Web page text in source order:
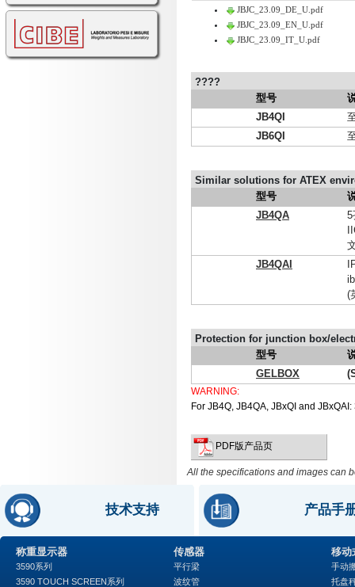
JBJC_23.09_DE_U.pdf
JBJC_23.09_EN_U.pdf
JBJC_23.09_IT_U.pdf
????
型号
JB4QI
JB6QI
Similar solutions for ATEX
型号
JB4QA
5
JB4QAI
(
Protection for junction box/
型号
GELBOX
WARNING:
For JB4Q, JB4QA, JBxQI and
PDF版产品页
All the specifications and images can
技术支持 产品手
称重显示器
3590系列
3590 TOUCH SCREEN系列
传感器
平行梁
波纹管
移动
手动
托盘